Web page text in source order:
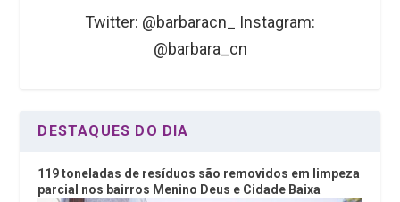
Twitter: @barbaracn_ Instagram:
@barbara_cn
DESTAQUES DO DIA
119 toneladas de resíduos são removidos em limpeza
parcial nos bairros Menino Deus e Cidade Baixa